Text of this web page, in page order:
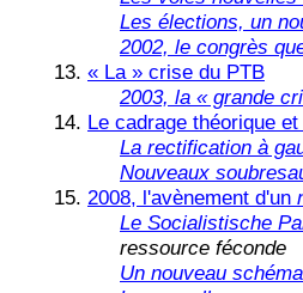
Les élections, un
2002, le congrès
13. « La » crise du PTB
2003, la « grande
14. Le cadrage théorique
La rectification à
Nouveaux
15. 2008, l'avènement d'un
Le Socialistische
ressource féconde
Un nouveau